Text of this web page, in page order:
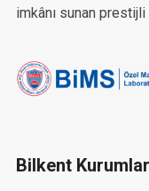
imkânı sunan
Bilkent